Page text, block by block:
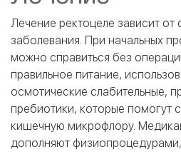
Лечение ректоцеле зависит от
заболевания. При начальных
можно справиться без
правильное питание,
осмотические слабительные,
пребиотики, которые помогут
кишечную микрофлору.
дополняют